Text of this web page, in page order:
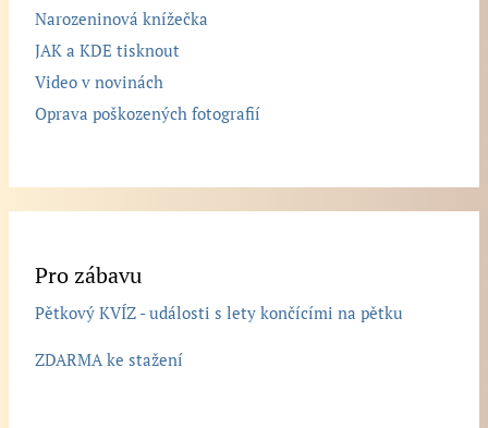
Narozeninová knížečka
JAK a KDE tisknout
Video v novinách
Oprava poškozených fotografií
Pro zábavu
Pětkový KVÍZ - události s lety končícími na pětku
ZDARMA ke stažení